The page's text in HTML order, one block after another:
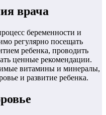
врача
беременности и
регулярно посещать
ребенка, проводить
ценные рекомендации.
витамины и минералы,
и развитие ребенка.